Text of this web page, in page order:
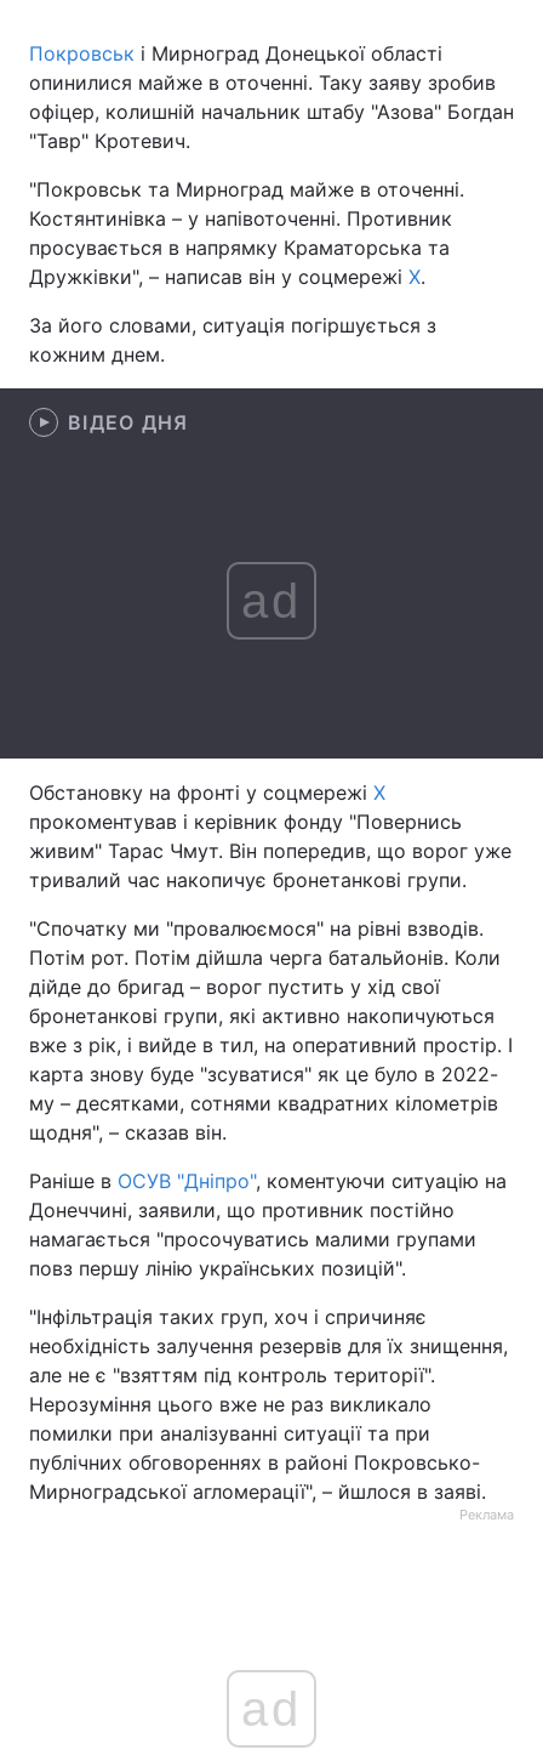
Україна Політика
Економіка
Спорт
Техно і зв'язок
Зброя Інциденти
Здоров'я Туризм
Цікавинки
Екологія
Думки
Послуги
Тема оформлення
Покровськ і Мирноград Донецької області
опинилися майже в оточенні. Таку заяву зробив
офіцер, колишній начальник штабу "Азова" Богдан
"Тавр" Кротевич.
"Покровськ та Мирноград майже в оточенні.
Костянтинівка – у напівоточенні. Противник
просувається в напрямку Краматорська та
Дружківки", – написав він у соцмережі Х.
За його словами, ситуація погіршується з
кожним днем.
ВІДЕО ДНЯ
ad
Обстановку на фронті у соцмережі Х
прокоментував і керівник фонду "Повернись
живим" Тарас Чмут. Він попередив, що ворог уже
тривалий час накопичує бронетанкові групи.
"Спочатку ми "провалюємося" на рівні взводів.
Потім рот. Потім дійшла черга батальйонів. Коли
дійде до бригад – ворог пустить у хід свої
бронетанкові групи, які активно накопичуються
вже з рік, і вийде в тил, на оперативний простір. І
карта знову буде "зсуватися" як це було в 2022-
му – десятками, сотнями квадратних кілометрів
щодня", – сказав він.
Раніше в ОСУВ "Дніпро", коментуючи ситуацію на
Донеччині, заявили, що противник постійно
намагається "просочуватись малими групами
повз першу лінію українських позицій".
"Інфільтрація таких груп, хоч і спричиняє
необхідність залучення резервів для їх знищення,
але не є "взяттям під контроль території".
Нерозуміння цього вже не раз викликало
помилки при аналізуванні ситуації та при
публічних обговореннях в районі Покровсько-
Мирноградської агломерації", – йшлося в заяві.
Реклама
ad